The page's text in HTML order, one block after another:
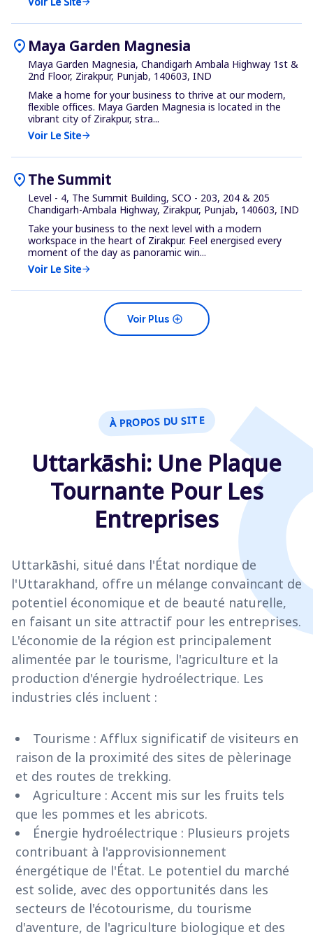
location_on Maya Garden Magnesia
Maya Garden Magnesia, Chandigarh Ambala Highway 1st &
2nd Floor, Zirakpur, Punjab, 140603, IND
Make a home for your business to thrive at our modern,
flexible offices. Maya Garden Magnesia is located in the
vibrant city of Zirakpur, stra...
Voir Le Sitearrow_forward
location_onThe Summit
Level - 4, The Summit Building, SCO - 203, 204 & 205
Chandigarh-Ambala Highway, Zirakpur, Punjab, 140603, IND
Take your business to the next level with a modern
workspace in the heart of Zirakpur. Feel energised every
moment of the day as panoramic win...
Voir Le Sitearrow_forward
add_circle
Voir Plus
À PROPOS DU SITE
Uttarkāshi: Une Plaque
Tournante Pour Les
Entreprises
Uttarkāshi, situé dans l'État nordique de
l'Uttarakhand, offre un mélange convaincant de
potentiel économique et de beauté naturelle,
en faisant un site attractif pour les entreprises.
L'économie de la région est principalement
alimentée par le tourisme, l'agriculture et la
production d'énergie hydroélectrique. Les
industries clés incluent :
Tourisme : Afflux significatif de visiteurs en
raison de la proximité des sites de pèlerinage
et des routes de trekking.
Agriculture : Accent mis sur les fruits tels
que les pommes et les abricots.
Énergie hydroélectrique : Plusieurs projets
contribuant à l'approvisionnement
énergétique de l'État. Le potentiel du marché
est solide, avec des opportunités dans les
secteurs de l'écotourisme, du tourisme
d'aventure, de l'agriculture biologique et des